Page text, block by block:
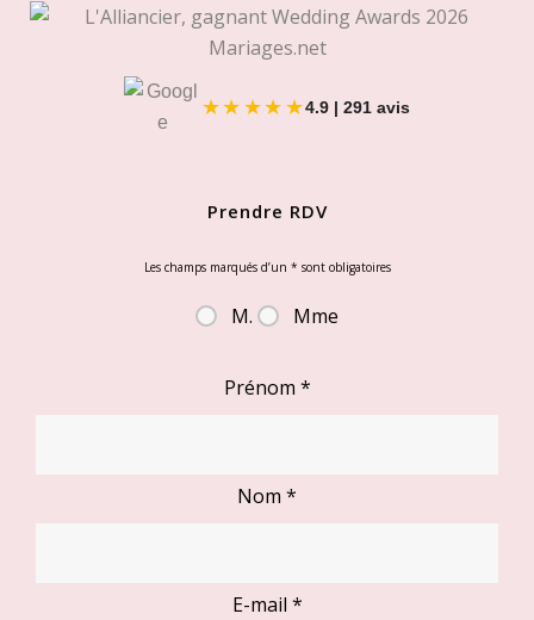
★★★★★4.9 | 291 avis
Prendre RDV
Les champs marqués d’un * sont obligatoires
M. Mme
Prénom *
Nom *
E-mail *